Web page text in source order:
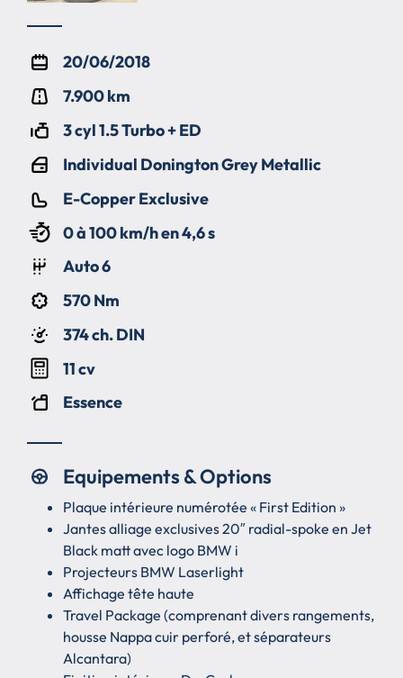
20/06/2018
7.900 km
3 cyl 1.5 Turbo + ED
Individual Donington Grey Metallic
E-Copper Exclusive
0 à 100 km/h en 4,6 s
Auto 6
570 Nm
374 ch. DIN
11 cv
Essence
Equipements & Options
Plaque intérieure numérotée « First Edition »
Jantes alliage exclusives 20″ radial-spoke en Jet
Black matt avec logo BMW i
Projecteurs BMW Laserlight
Affichage tête haute
Travel Package (comprenant divers rangements,
housse Nappa cuir perforé, et séparateurs
Alcantara)